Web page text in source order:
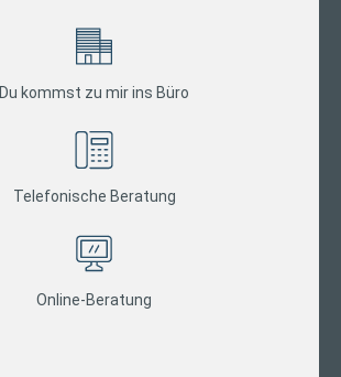
Du kommst zu mir ins Büro
Telefonische Beratung
Online-Beratung